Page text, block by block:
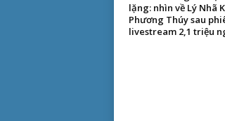
lặng: nhìn về Lý Nhã
Phương Thúy sau
livestream 2,1 triệu